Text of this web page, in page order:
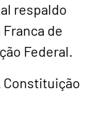
respaldo
de
Federal.
Constituição